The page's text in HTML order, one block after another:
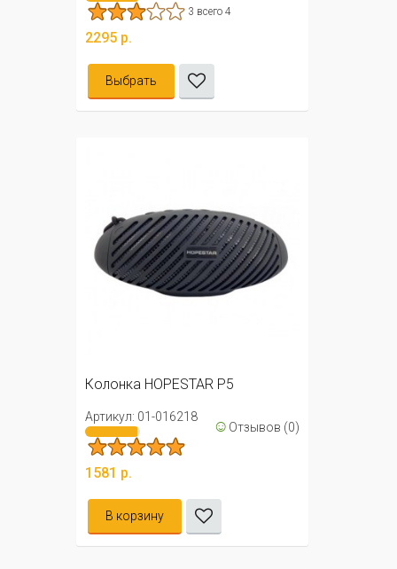
3 всего 4
2295 р.
Выбрать
Колонка HOPESTAR P5
Артикул: 01-016218 ☺ Отзывов (0)
1581 р.
В корзину